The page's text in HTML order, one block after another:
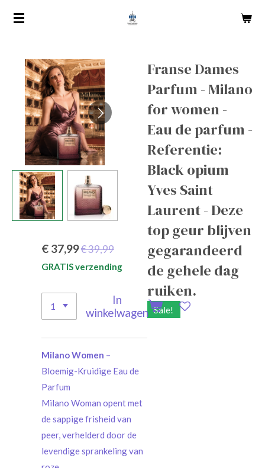
Ga
hoofdinhoud
Franse Dames
Parfum - Milano
for women -
Eau de parfum -
Referentie:
Black opium
Yves Saint
Laurent - Deze
top geur blijven
gegarandeerd
de gehele dag
ruiken.
Sale!
€ 37,99€ 39,99
GRATIS verzending
In
winkelwagen
Milano Women –
Bloemig-Kruidige Eau de
Parfum
Milano Woman opent met
de sappige frisheid van
peer, verhelderd door de
levendige sprankeling van